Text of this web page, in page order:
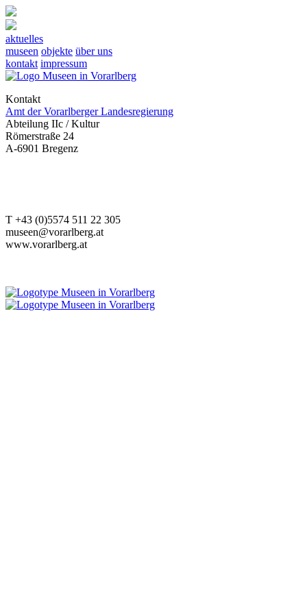
aktuelles
museen objekte über uns
kontakt impressum
Kontakt
Amt der Vorarlberger Landesregierung
Abteilung IIc / Kultur
Römerstraße 24
A-6901 Bregenz
T +43 (0)5574 511 22 305
museen@vorarlberg.at
www.vorarlberg.at